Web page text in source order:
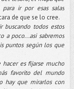
ir por esas salas
de que se lo cree.
todos estos
a poco...asi sabremos
puntos según los que
hacer es fijarse mucho
favorito del mundo
hay que mirarlos con